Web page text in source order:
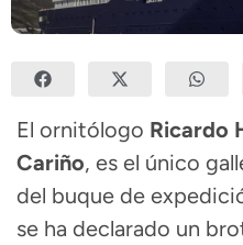
El ornitólogo Ricardo
Cariño, es el único
del buque de
se ha declarado un